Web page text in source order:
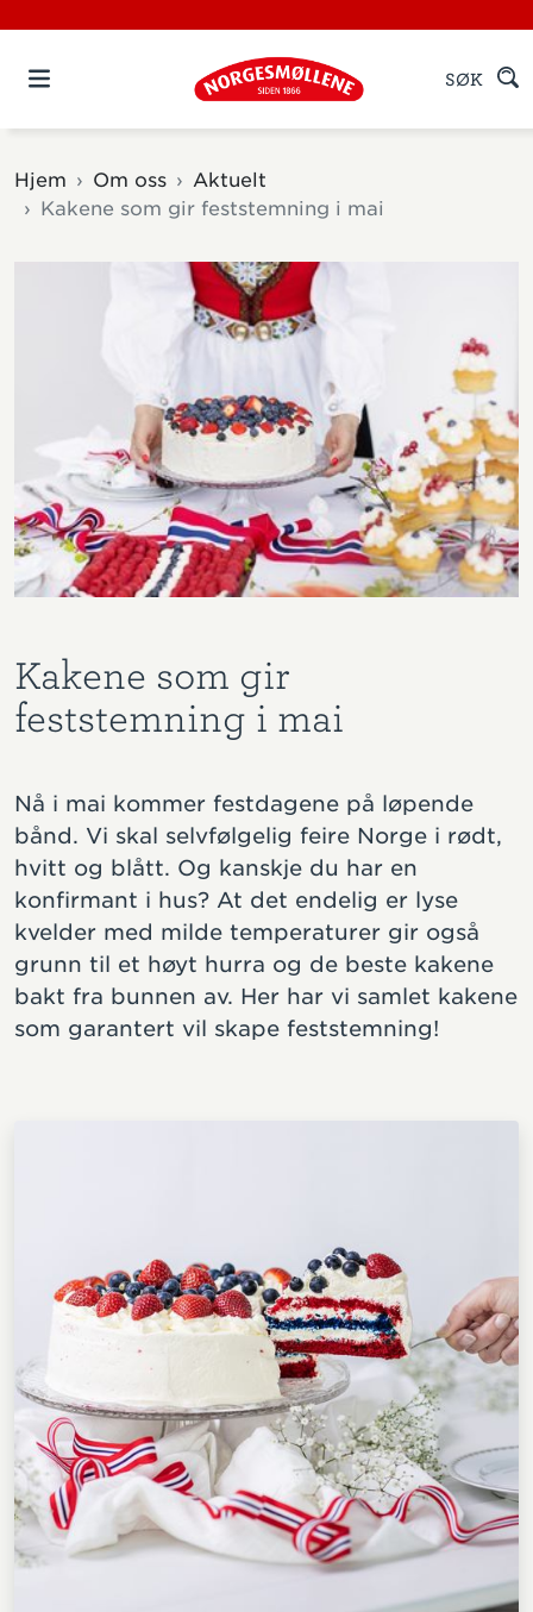
SØK
Hjem Om oss
Aktuelt
Kakene som gir feststemning i mai
Kakene som gir
feststemning i mai
Nå i mai kommer festdagene på løpende
bånd. Vi skal selvfølgelig feire Norge i rødt,
hvitt og blått. Og kanskje du har en
konfirmant i hus? At det endelig er lyse
kvelder med milde temperaturer gir også
grunn til et høyt hurra og de beste kakene
bakt fra bunnen av. Her har vi samlet kakene
som garantert vil skape feststemning!